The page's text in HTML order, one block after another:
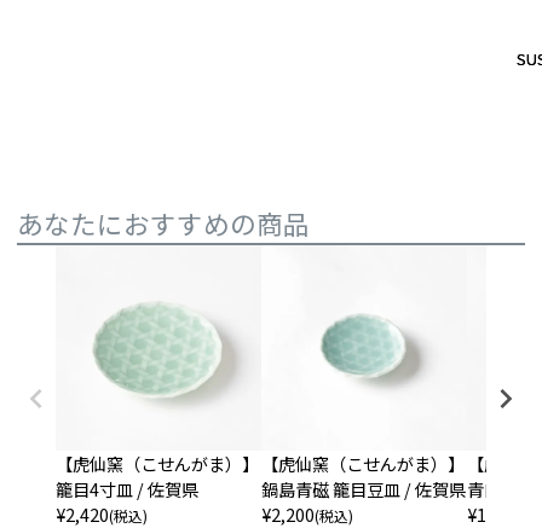
あなたにおすすめの商品
【虎仙窯（こせんがま）】
籠目4寸皿 / 佐賀県
¥2,420(税込)
【虎仙窯（こせんがま）】
鍋島青磁 籠目豆皿 / 佐賀県
¥2,200(税込)
【虎仙
青白磁
¥1,980